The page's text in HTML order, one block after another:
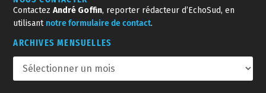
ContactezAndré Goffin, reporter rédacteur d’EchoSud, en
utilisant notre formulaire de contact.
ARCHIVES MENSUELLES